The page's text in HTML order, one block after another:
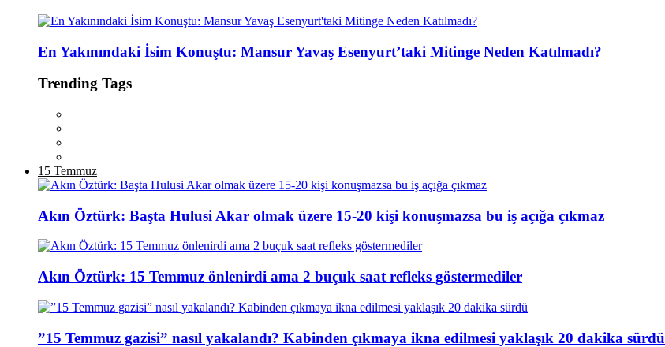
En Yakınındaki İsim Konuştu: Mansur Yavaş Esenyurt’taki Mitinge Neden Katılmadı?
Trending Tags
15 Temmuz
Akın Öztürk: Başta Hulusi Akar olmak üzere 15-20 kişi konuşmazsa bu iş açığa çıkmaz
Akın Öztürk: 15 Temmuz önlenirdi ama 2 buçuk saat refleks göstermediler
”15 Temmuz gazisi” nasıl yakalandı? Kabinden çıkmaya ikna edilmesi yaklaşık 20 dakika sürdü